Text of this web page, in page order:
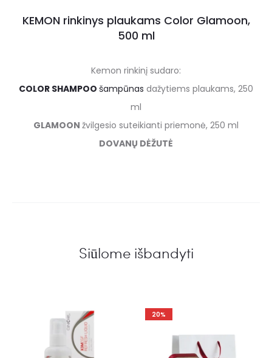
KEMON rinkinys plaukams Color Glamoon,
500 ml
Kemon rinkinį sudaro:
COLOR SHAMPOO šampūnas dažytiems plaukams, 250
ml
GLAMOON žvilgesio suteikianti priemonė, 250 ml
DOVANŲ DĖŽUTĖ
Siūlome išbandyti
20%